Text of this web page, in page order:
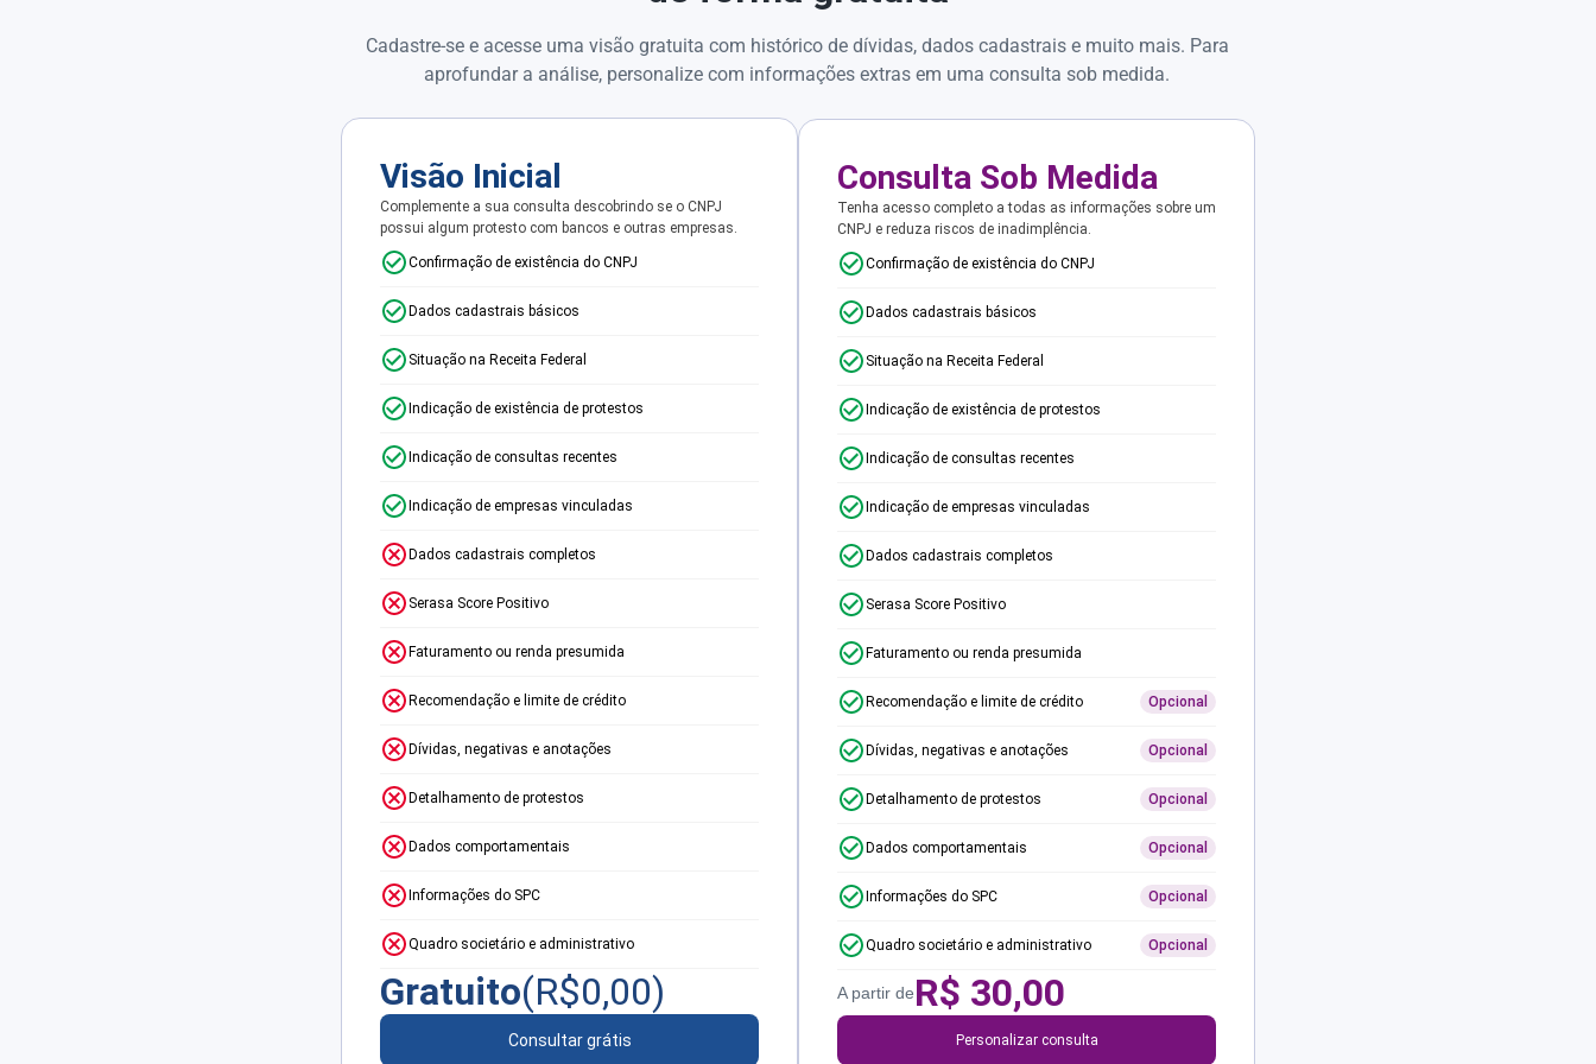
Cadastre-se e acesse uma visão gratuita com histórico de dívidas, dados cadastrais e muito mais. Para
aprofundar a análise, personalize com informações extras em uma consulta sob medida.
Visão Inicial
Complemente a sua consulta descobrindo se o CNPJ
possui algum protesto com bancos e outras empresas.
Confirmação de existência do CNPJ
Dados cadastrais básicos
Situação na Receita Federal
Indicação de existência de protestos
Indicação de consultas recentes
Indicação de empresas vinculadas
Dados cadastrais completos
Serasa Score Positivo
Faturamento ou renda presumida
Recomendação e limite de crédito
Dívidas, negativas e anotações
Detalhamento de protestos
Dados comportamentais
Informações do SPC
Quadro societário e administrativo
Gratuito(R$0,00)
Consultar grátis
Consulta Sob Medida
Tenha acesso completo a todas as informações sobre um
CNPJ e reduza riscos de inadimplência.
Confirmação de existência do CNPJ
Dados cadastrais básicos
Situação na Receita Federal
Indicação de existência de protestos
Indicação de consultas recentes
Indicação de empresas vinculadas
Dados cadastrais completos
Serasa Score Positivo
Faturamento ou renda presumida
Recomendação e limite de crédito Opcional
Dívidas, negativas e anotações Opcional
Detalhamento de protestos Opcional
Dados comportamentais Opcional
Informações do SPC Opcional
Quadro societário e administrativo Opcional
A partir deR$ 30,00
Personalizar consulta